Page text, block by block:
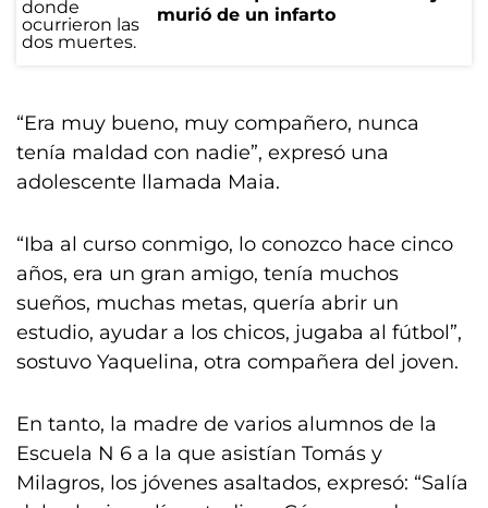
murió de un infarto
“Era muy bueno, muy compañero, nunca
tenía maldad con nadie”, expresó una
adolescente llamada Maia.
“Iba al curso conmigo, lo conozco hace cinco
años, era un gran amigo, tenía muchos
sueños, muchas metas, quería abrir un
estudio, ayudar a los chicos, jugaba al fútbol”,
sostuvo Yaquelina, otra compañera del joven.
En tanto, la madre de varios alumnos de la
Escuela N 6 a la que asistían Tomás y
Milagros, los jóvenes asaltados, expresó: “Salía